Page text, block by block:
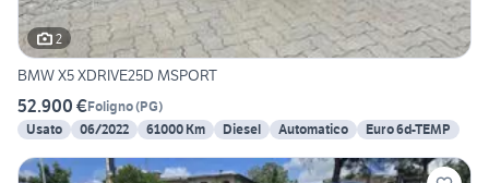
2
BMW X5 XDRIVE25D MSPORT
52.900 €Foligno(PG)
Usato
06/2022 61000 Km Diesel Automatico Euro 6d-TEMP